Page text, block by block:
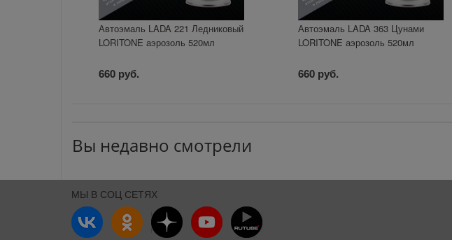
Автоэмаль LADA 221 Ледниковый
LORITONE аэрозоль 520мл
660 руб.
Автоэмаль LADA 363 Цунами
LORITONE аэрозоль 520мл
660 руб.
Вы недавно смотрели
МЫ В СОЦ СЕТЯХ